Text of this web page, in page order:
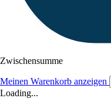
Zwischensumme
Meinen Warenkorb anzeigen
Loading...